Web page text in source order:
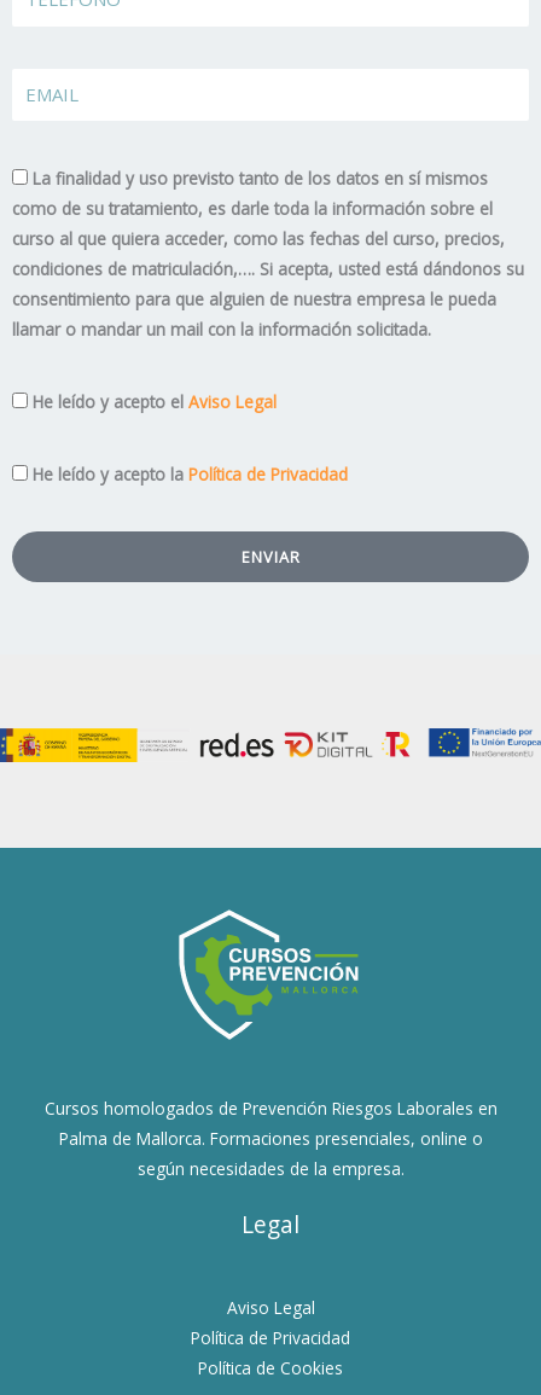
La finalidad y uso previsto tanto de los datos en sí mismos
como de su tratamiento, es darle toda la información sobre el
curso al que quiera acceder, como las fechas del curso, precios,
condiciones de matriculación,…. Si acepta, usted está dándonos su
consentimiento para que alguien de nuestra empresa le pueda
llamar o mandar un mail con la información solicitada.
AvisoHe leído y acepto el Aviso Legal
Privacidad
He leído y acepto la Política de Privacidad
ENVIAR
Cursos homologados de Prevención Riesgos Laborales en
Palma de Mallorca. Formaciones presenciales, online o
según necesidades de la empresa.
Legal
Aviso Legal
Política de Privacidad
Política de Cookies